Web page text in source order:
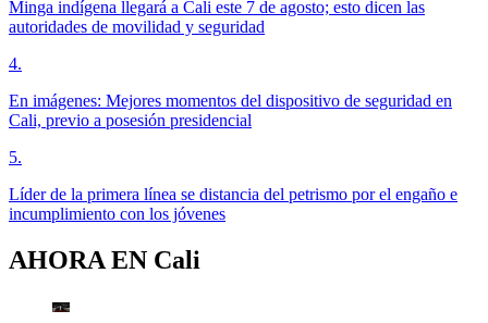
Minga indígena llegará a Cali este 7 de agosto; esto dicen las
autoridades de movilidad y seguridad
4.
En imágenes: Mejores momentos del dispositivo de seguridad en
Cali, previo a posesión presidencial
5.
Líder de la primera línea se distancia del petrismo por el engaño e
incumplimiento con los jóvenes
AHORA EN Cali